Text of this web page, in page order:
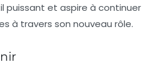
puissant et aspire à continuer
à travers son nouveau rôle.